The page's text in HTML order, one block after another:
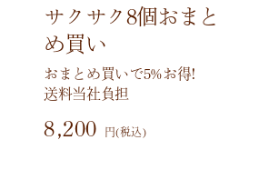
サクサク8個おまと
め買い
おまとめ買いで5%お得!
送料当社負担
8,200 円(税込)